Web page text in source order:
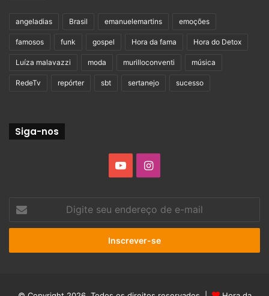
angeladias Brasil emanuelemartins emoções
famosos funk gospel Hora da fama Hora do Detox
Luíza malavazzi moda murilloconventi música
RedeTv repórter sbt sertanejo sucesso
Siga-nos
YouTubeInstagram
seu
endereço
e-